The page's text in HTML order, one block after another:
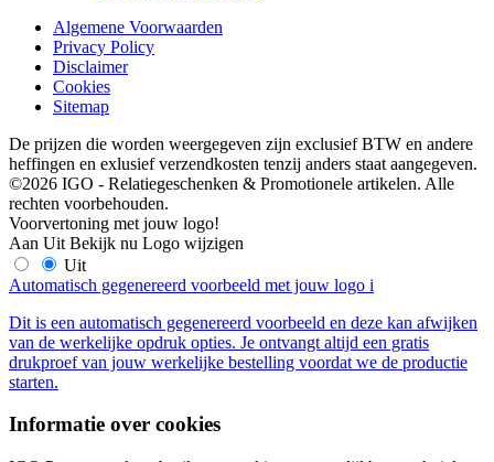
Algemene Voorwaarden
Privacy Policy
Disclaimer
Cookies
Sitemap
De prijzen die worden weergegeven zijn exclusief BTW en andere
heffingen en exlusief verzendkosten tenzij anders staat aangegeven.
©2026 IGO - Relatiegeschenken & Promotionele artikelen. Alle
rechten voorbehouden.
Voorvertoning met jouw logo!
Aan Uit Bekijk nu Logo wijzigen
Uit
Automatisch gegenereerd voorbeeld met jouw logo i
Dit is een automatisch gegenereerd voorbeeld en deze kan afwijken
van de werkelijke opdruk opties. Je ontvangt altijd een gratis
drukproef van jouw werkelijke bestelling voordat we de productie
starten.
Informatie over cookies